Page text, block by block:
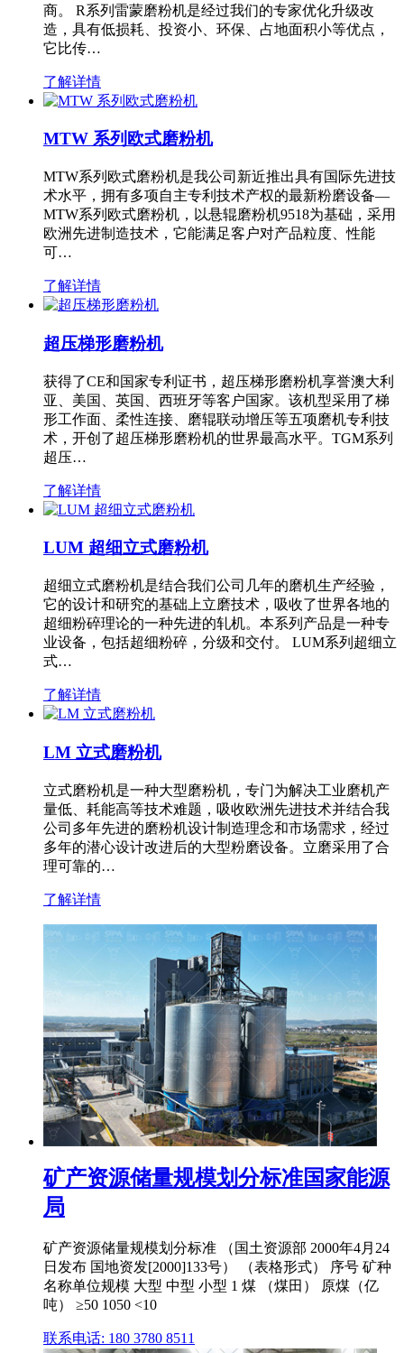
商。 R系列雷蒙磨粉机是经过我们的专家优化升级改
造，具有低损耗、投资小、环保、占地面积小等优点，
它比传…
了解详情
MTW 系列欧式磨粉机
MTW系列欧式磨粉机是我公司新近推出具有国际先进技
术水平，拥有多项自主专利技术产权的最新粉磨设备—
MTW系列欧式磨粉机，以悬辊磨粉机9518为基础，采用
欧洲先进制造技术，它能满足客户对产品粒度、性能
可…
了解详情
超压梯形磨粉机
获得了CE和国家专利证书，超压梯形磨粉机享誉澳大利
亚、美国、英国、西班牙等客户国家。该机型采用了梯
形工作面、柔性连接、磨辊联动增压等五项磨机专利技
术，开创了超压梯形磨粉机的世界最高水平。TGM系列
超压…
了解详情
LUM 超细立式磨粉机
超细立式磨粉机是结合我们公司几年的磨机生产经验，
它的设计和研究的基础上立磨技术，吸收了世界各地的
超细粉碎理论的一种先进的轧机。本系列产品是一种专
业设备，包括超细粉碎，分级和交付。 LUM系列超细立
式…
了解详情
LM 立式磨粉机
立式磨粉机是一种大型磨粉机，专门为解决工业磨机产
量低、耗能高等技术难题，吸收欧洲先进技术并结合我
公司多年先进的磨粉机设计制造理念和市场需求，经过
多年的潜心设计改进后的大型粉磨设备。立磨采用了合
理可靠的…
了解详情
矿产资源储量规模划分标准国家能源
局
矿产资源储量规模划分标准 （国土资源部 2000年4月24
日发布 国地资发[2000]133号） （表格形式） 序号 矿种
名称单位规模 大型 中型 小型 1 煤 （煤田） 原煤（亿
吨） ≥50 1050 <10
联系电话: 180 3780 8511